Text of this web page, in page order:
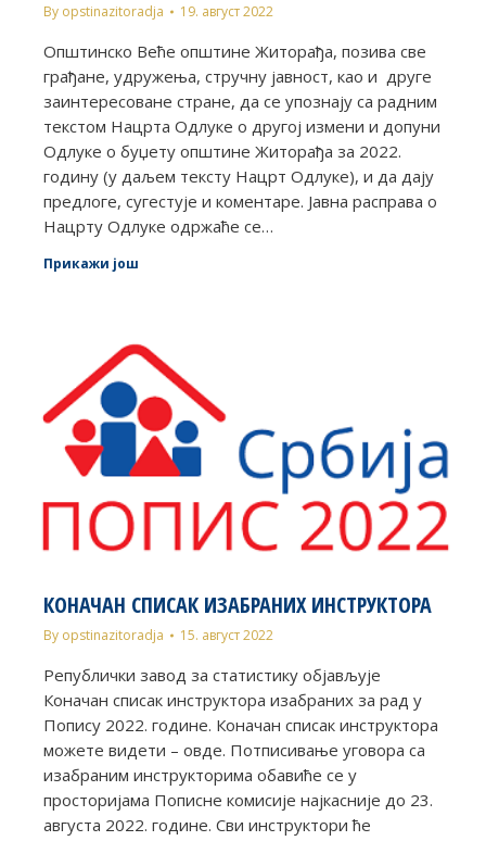
By opstinazitoradja 19. август 2022
Општинско Веће општине Житорађа, позива све
грађане, удружења, стручну јавност, као и друге
заинтересоване стране, да се упознају са радним
текстом Нацрта Одлуке о другој измени и допуни
Одлуке о буџету општине Житорађа за 2022.
годину (у даљем тексту Нацрт Одлуке), и да дају
предлоге, сугестује и коментаре. Јавна расправа о
Нацрту Одлуке одржаће се…
Прикажи још
КОНАЧАН СПИСАК ИЗАБРАНИХ ИНСТРУКТОРА
By opstinazitoradja 15. август 2022
Републички завод за статистику објављује
Коначан списак инструктора изабраних за рад у
Попису 2022. године. Коначан списак инструктора
можете видети – овде. Потписивање уговора са
изабраним инструкторима обавиће се у
просторијама Пописне комисије најкасније до 23.
августа 2022. године. Сви инструктори ће